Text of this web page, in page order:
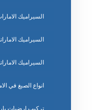
السيراميك
السيراميك
السيراميك
انواع الصبغ في
تركيب ارضيات